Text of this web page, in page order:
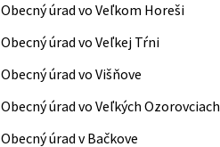
Obecný úrad vo Veľkom Horeši
Obecný úrad vo Veľkej Tŕni
Obecný úrad vo Višňove
Obecný úrad vo Veľkých Ozorovciach
Obecný úrad v Bačkove